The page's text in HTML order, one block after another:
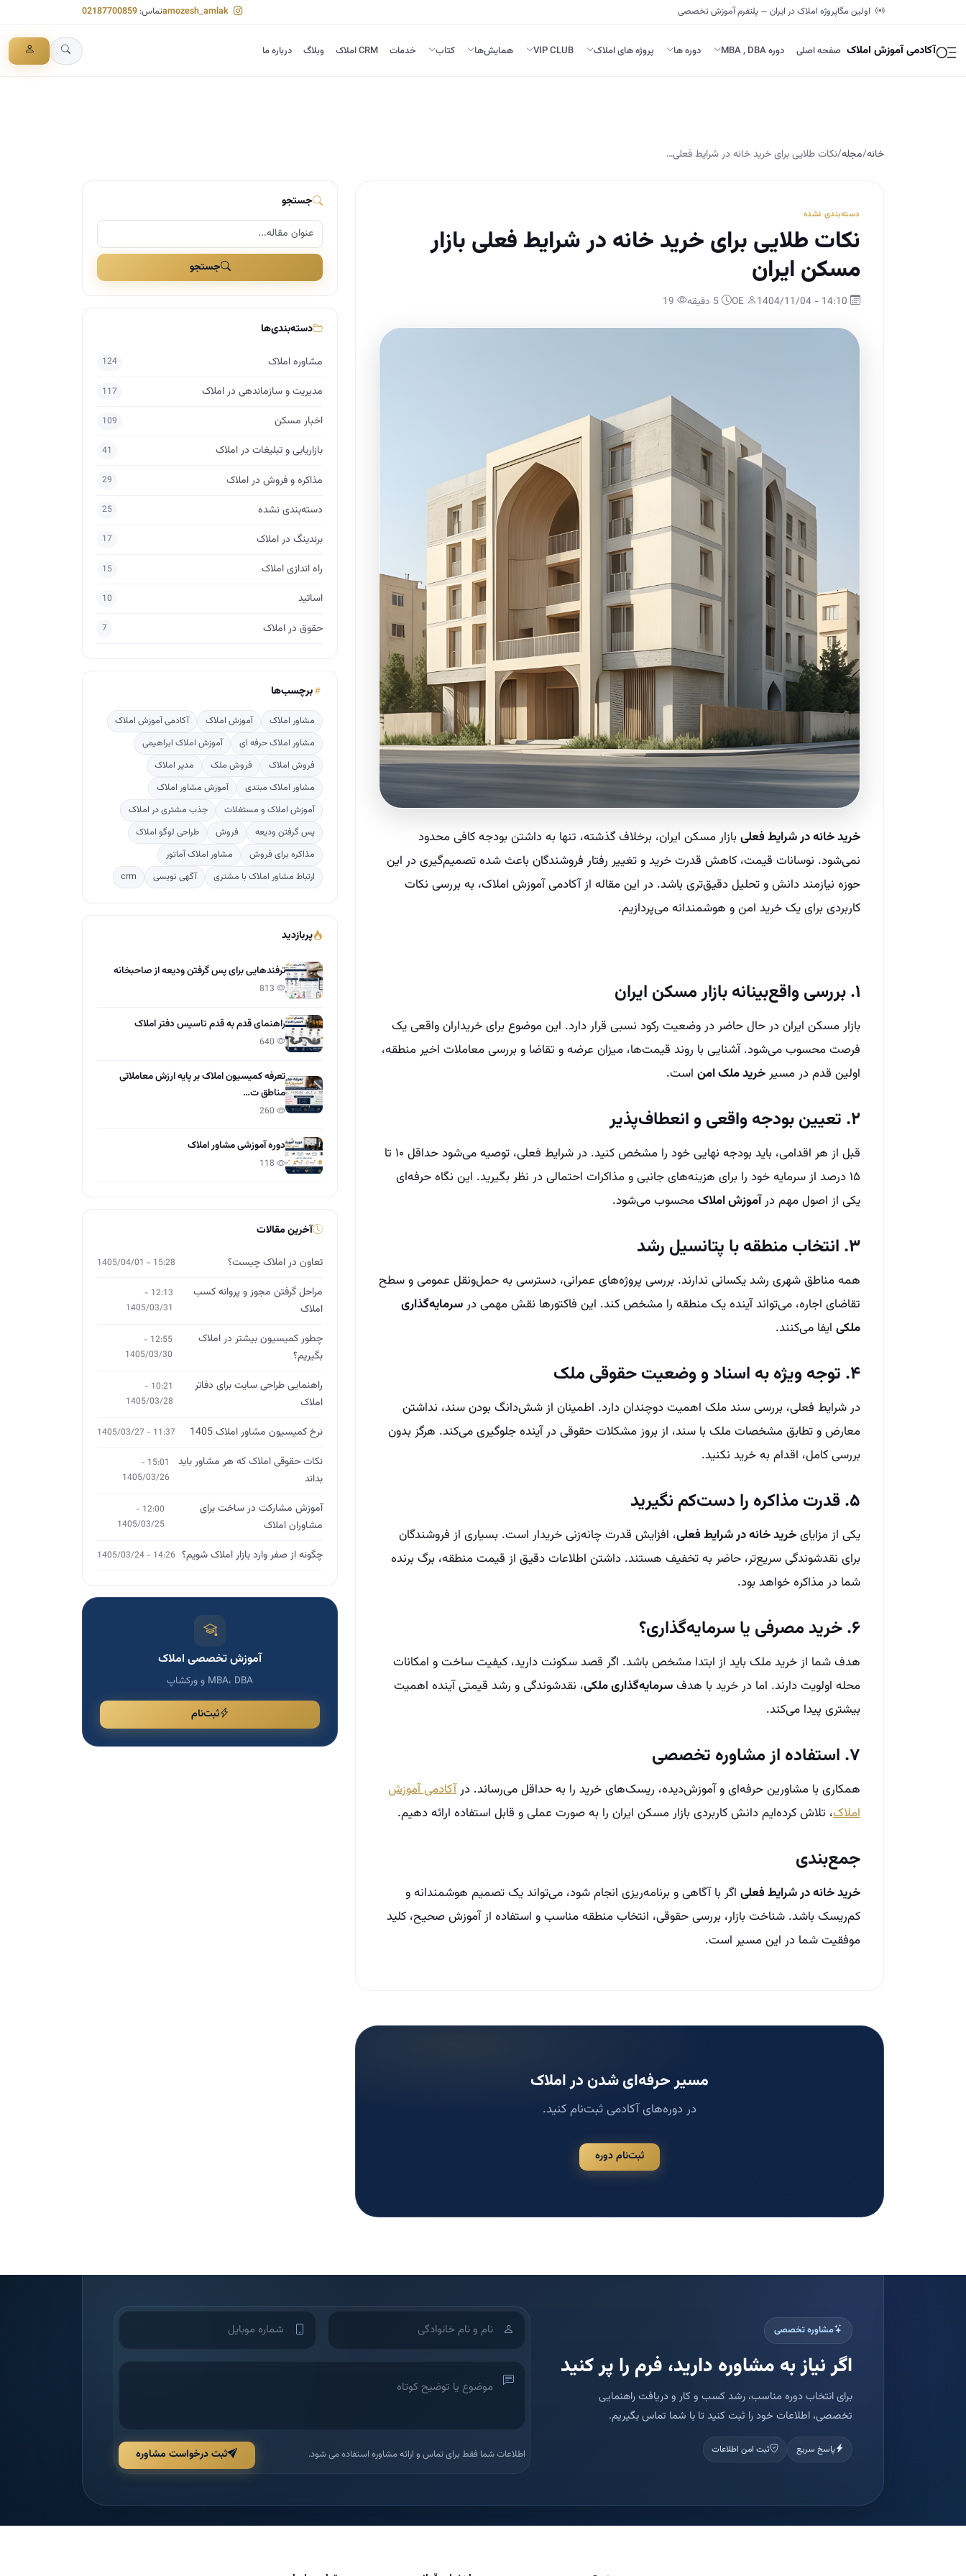
اولین مگاپروژه املاک در ایران — پلتفرم آموزش تخصصی تماس: 02187700859
آکادمی آموزش املاک صفحه اصلی دوره MBA , DBA دوره ها پروژه های املاک VIP CLUB همایش‌ها کتاب خدمات CRM املاک وبلاگ درباره ما
خانه/مجله/نکات طلایی برای خرید خانه در شرایط فعلی…
دسته‌بندی نشده
نکات طلایی برای خرید خانه در شرایط فعلی بازار
مسکن ایران
خرید خانه در شرایط فعلیبازار مسکن ایران، برخلاف گذشته، تنها به داشتن بودجه کافی محدود
نمی‌شود. نوسانات قیمت، کاهش قدرت خرید و تغییر رفتار فروشندگان باعث شده تصمیم‌گیری در این
حوزه نیازمند دانش و تحلیل دقیق‌تری باشد. در این مقاله از آکادمی آموزش املاک، به بررسی نکات
کاربردی برای یک خرید امن و هوشمندانه می‌پردازیم.
۱. بررسی واقع‌بینانه بازار مسکن ایران
بازار مسکن ایران در حال حاضر در وضعیت رکود نسبی قرار دارد. این موضوع برای خریداران واقعی یک
فرصت محسوب می‌شود. آشنایی با روند قیمت‌ها، میزان عرضه و تقاضا و بررسی معاملات اخیر منطقه،
اولین قدم در مسیر خرید ملک امن است.
۲. تعیین بودجه واقعی و انعطاف‌پذیر
قبل از هر اقدامی، باید بودجه نهایی خود را مشخص کنید. در شرایط فعلی، توصیه می‌شود حداقل ۱۰ تا
۱۵ درصد از سرمایه خود را برای هزینه‌های جانبی و مذاکرات احتمالی در نظر بگیرید. این نگاه حرفه‌ای
یکی از اصول مهم درآموزش املاکمحسوب می‌شود.
۳. انتخاب منطقه با پتانسیل رشد
همه مناطق شهری رشد یکسانی ندارند. بررسی پروژه‌های عمرانی، دسترسی به حمل‌ونقل عمومی و سطح
تقاضای اجاره، می‌تواند آینده یک منطقه را مشخص کند. این فاکتورها نقش مهمی در سرمایه‌گذاری
ملکی ایفا می‌کنند.
۴. توجه ویژه به اسناد و وضعیت حقوقی ملک
در شرایط فعلی، بررسی سند ملک اهمیت دوچندان دارد. اطمینان از شش‌دانگ بودن سند، نداشتن
معارض و تطابق مشخصات ملک با سند، از بروز مشکلات حقوقی در آینده جلوگیری می‌کند. هرگز بدون
بررسی کامل، اقدام به خرید نکنید.
۵. قدرت مذاکره را دست‌کم نگیرید
یکی از مزایایخرید خانه در شرایط فعلی، افزایش قدرت چانه‌زنی خریدار است. بسیاری از فروشندگان
برای نقدشوندگی سریع‌تر، حاضر به تخفیف هستند. داشتن اطلاعات دقیق از قیمت منطقه، برگ برنده
شما در مذاکره خواهد بود.
۶. خرید مصرفی یا سرمایه‌گذاری؟
هدف شما از خرید ملک باید از ابتدا مشخص باشد. اگر قصد سکونت دارید، کیفیت ساخت و امکانات
محله اولویت دارند. اما در خرید با هدفسرمایه‌گذاری ملکی، نقدشوندگی و رشد قیمتی آینده اهمیت
بیشتری پیدا می‌کند.
۷. استفاده از مشاوره تخصصی
همکاری با مشاورین حرفه‌ای و آموزش‌دیده، ریسک‌های خرید را به حداقل می‌رساند. درآکادمی آموزش
املاک، تلاش کرده‌ایم دانش کاربردی بازار مسکن ایران را به صورت عملی و قابل استفاده ارائه دهیم.
جمع‌بندی
خرید خانه در شرایط فعلی اگر با آگاهی و برنامه‌ریزی انجام شود، می‌تواند یک تصمیم هوشمندانه و
کم‌ریسک باشد. شناخت بازار، بررسی حقوقی، انتخاب منطقه مناسب و استفاده از آموزش صحیح، کلید
موفقیت شما در این مسیر است.
مسیر حرفه‌ای شدن در املاک
در دوره‌های آکادمی ثبت‌نام کنید.
ثبت‌نام دوره
جستجو
جستجو
دسته‌بندی‌ها
مشاوره املاک 124
مدیریت و سازماندهی در املاک 117
اخبار مسکن 109
بازاریابی و تبلیغات در املاک 41
مذاکره و فروش در املاک 29
دسته‌بندی نشده 25
برندینگ در املاک 17
راه اندازی املاک 15
اساتید 10
حقوق در املاک 7
برچسب‌ها
مشاور املاک آموزش املاک
آکادمی آموزش املاک
مشاور املاک حرفه ای
آموزش املاک ابراهیمی
فروش املاک
فروش ملک
مدیر املاک
مشاور املاک مبتدی
آموزش مشاور املاک
آموزش املاک و مستغلات
جذب مشتری در املاک
پس گرفتن ودیعه
فروش
طراحی لوگو املاک
مذاکره برای فروش
مشاور املاک آماتور
ارتباط مشاور املاک با مشتری
آگهی نویسی crm
پربازدید
ترفندهایی برای پس گرفتن ودیعه از صاحبخانه
راهنمای قدم به قدم تاسیس دفتر املاک
تعرفه کمیسیون املاک بر پایه ارزش معاملاتی
مناطق ت…
دوره آموزشی مشاور املاک
آخرین مقالات
تعاون در املاک چیست؟ 15:28 - 1405/04/01
مراحل گرفتن مجوز و پروانه کسب
املاک
12:13 -
1405/03/31
چطور کمیسیون بیشتر در املاک
بگیریم؟
12:55 -
1405/03/30
راهنمایی طراحی سایت برای دفاتر
املاک
10:21 -
1405/03/28
نرخ کمیسیون مشاور املاک 1405 11:37 - 1405/03/27
نکات حقوقی املاک که هر مشاور باید
بداند
15:01 -
1405/03/26
آموزش مشارکت در ساخت برای
مشاوران املاک
12:00 -
1405/03/25
چگونه از صفر وارد بازار املاک شویم؟ 14:26 - 1405/03/24
آموزش تخصصی املاک
MBA، DBA و ورکشاپ
ثبت‌نام
مشاوره تخصصی
اگر نیاز به مشاوره دارید، فرم را پر کنید
برای انتخاب دوره مناسب، رشد کسب و کار و دریافت راهنمایی
تخصصی، اطلاعات خود را ثبت کنید تا با شما تماس بگیریم.
پاسخ سریع ثبت امن اطلاعات اطلاعات شما فقط برای تماس و ارائه مشاوره استفاده می شود. ثبت درخواست مشاوره